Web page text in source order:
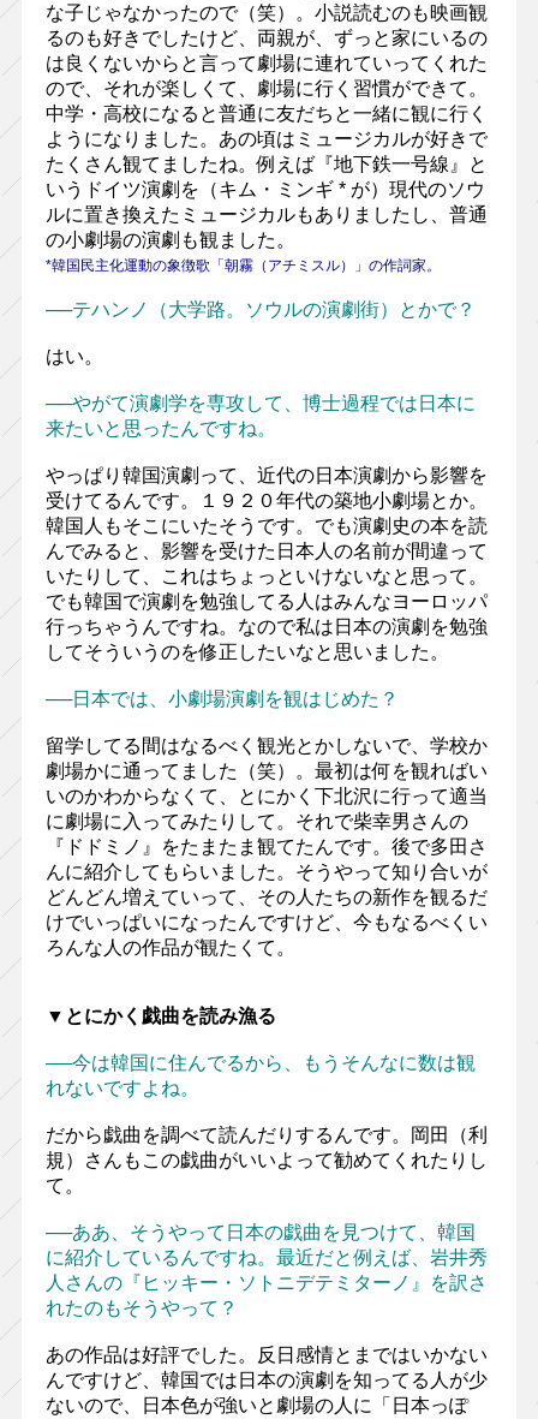
な子じゃなかったので（笑）。小説読むのも映画観
るのも好きでしたけど、両親が、ずっと家にいるの
は良くないからと言って劇場に連れていってくれた
ので、それが楽しくて、劇場に行く習慣ができて。
中学・高校になると普通に友だちと一緒に観に行く
ようになりました。あの頃はミュージカルが好きで
たくさん観てましたね。例えば『地下鉄一号線』と
いうドイツ演劇を（キム・ミンギ * が）現代のソウ
ルに置き換えたミュージカルもありましたし、普通
の小劇場の演劇も観ました。
*韓国民主化運動の象徴歌「朝霧（アチミスル）」の作詞家。
──テハンノ（大学路。ソウルの演劇街）とかで？
はい。
──やがて演劇学を専攻して、博士過程では日本に
来たいと思ったんですね。
やっぱり韓国演劇って、近代の日本演劇から影響を
受けてるんです。１９２０年代の築地小劇場とか。
韓国人もそこにいたそうです。でも演劇史の本を読
んでみると、影響を受けた日本人の名前が間違って
いたりして、これはちょっといけないなと思って。
でも韓国で演劇を勉強してる人はみんなヨーロッパ
行っちゃうんですね。なので私は日本の演劇を勉強
してそういうのを修正したいなと思いました。
──日本では、小劇場演劇を観はじめた？
留学してる間はなるべく観光とかしないで、学校か
劇場かに通ってました（笑）。最初は何を観ればい
いのかわからなくて、とにかく下北沢に行って適当
に劇場に入ってみたりして。それで柴幸男さんの
『ドドミノ』をたまたま観てたんです。後で多田さ
んに紹介してもらいました。そうやって知り合いが
どんどん増えていって、その人たちの新作を観るだ
けでいっぱいになったんですけど、今もなるべくい
ろんな人の作品が観たくて。
▼とにかく戯曲を読み漁る
──今は韓国に住んでるから、もうそんなに数は観
れないですよね。
だから戯曲を調べて読んだりするんです。岡田（利
規）さんもこの戯曲がいいよって勧めてくれたりし
て。
──ああ、そうやって日本の戯曲を見つけて、韓国
に紹介しているんですね。最近だと例えば、岩井秀
人さんの『ヒッキー・ソトニデテミターノ』を訳さ
れたのもそうやって？
あの作品は好評でした。反日感情とまではいかない
んですけど、韓国では日本の演劇を知ってる人が少
ないので、日本色が強いと劇場の人に「日本っぽ